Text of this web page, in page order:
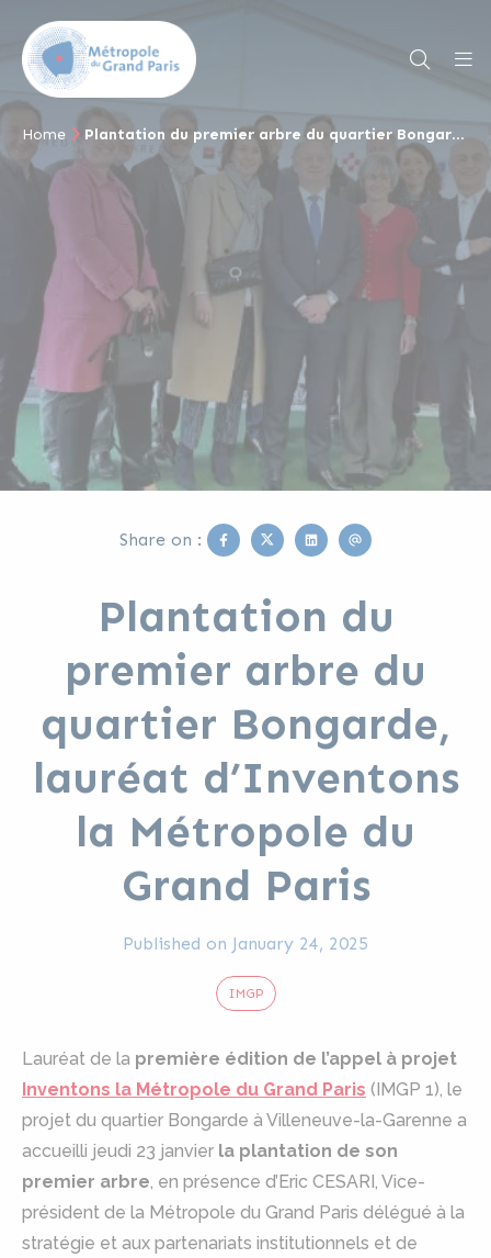
Home Plantation du premier arbre du quartier Bongarde, lauréat d’Inventons la Métropole du Grand Paris
Share on : Facebook
TwitterLinkedinEmail
Plantation du
premier arbre du
quartier Bongarde,
lauréat d’Inventons
la Métropole du
Grand Paris
Published on January 24, 2025
IMGP
Lauréat de la première édition de l’appel à projet
Inventons la Métropole du Grand Paris (IMGP 1), le
projet du quartier Bongarde à Villeneuve-la-Garenne a
accueilli jeudi 23 janvier la plantation de son
premier arbre, en présence d’Eric CESARI, Vice-
président de la Métropole du Grand Paris délégué à la
stratégie et aux partenariats institutionnels et de